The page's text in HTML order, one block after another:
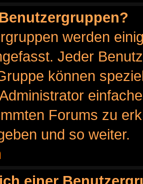
werden
Jeder
können
Forums zu
und so weiter.